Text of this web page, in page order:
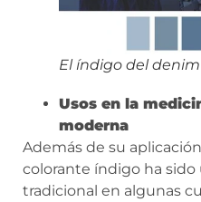
El índigo del denim
Usos en la
moderna
Además de su
colorante índigo ha
tradicional en algunas